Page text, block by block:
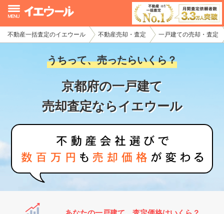
不動産一括査定のイエウール 不動産売却・査定 一戸建ての売却・査定
うちって、売ったらいくら？
京都府の一戸建て
売却査定ならイエウール
イエウール加盟希望の不動産会社様
初めての方へ
不動産売却の流れ
不動産の売却・一括査定
家査定シミュレーター
お問い合わせ